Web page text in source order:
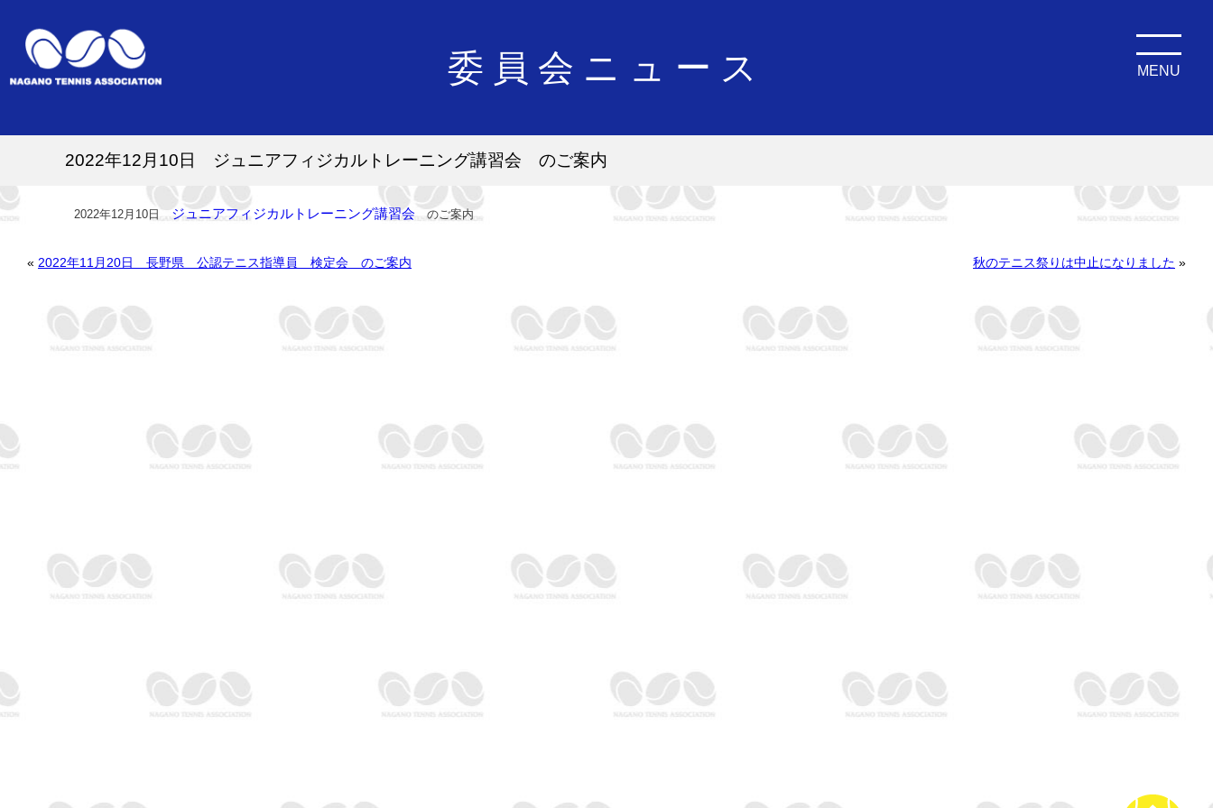
委員会ニュース MENU
2022年12月10日 ジュニアフィジカルトレーニング講習会 のご案内
2022年12月10日ジュニアフィジカルトレーニング講習会 のご案内
« 2022年11月20日 長野県 公認テニス指導員 検定会 のご案内 秋のテニス祭りは中止になりました »